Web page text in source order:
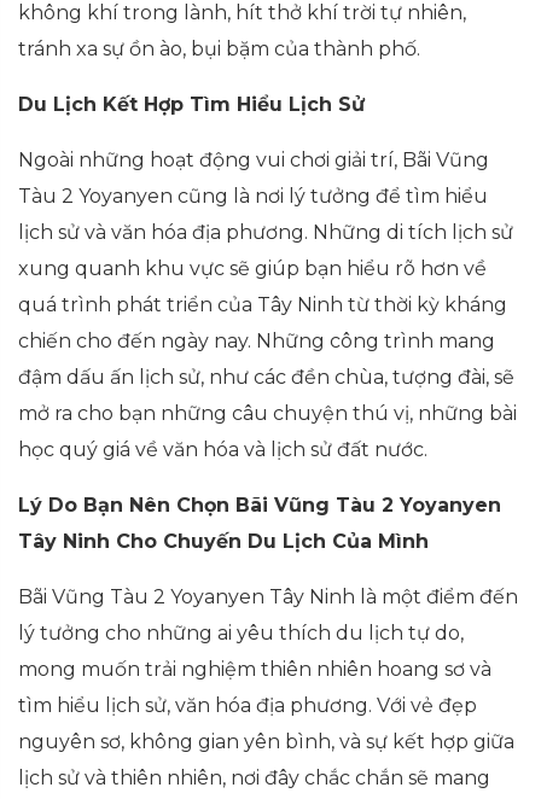
không khí trong lành, hít thở khí trời tự nhiên,
tránh xa sự ồn ào, bụi bặm của thành phố.
Du Lịch Kết Hợp Tìm Hiểu Lịch Sử
Ngoài những hoạt động vui chơi giải trí, Bãi Vũng
Tàu 2 Yoyanyen cũng là nơi lý tưởng để tìm hiểu
lịch sử và văn hóa địa phương. Những di tích lịch sử
xung quanh khu vực sẽ giúp bạn hiểu rõ hơn về
quá trình phát triển của Tây Ninh từ thời kỳ kháng
chiến cho đến ngày nay. Những công trình mang
đậm dấu ấn lịch sử, như các đền chùa, tượng đài, sẽ
mở ra cho bạn những câu chuyện thú vị, những bài
học quý giá về văn hóa và lịch sử đất nước.
Lý Do Bạn Nên Chọn Bãi Vũng Tàu 2 Yoyanyen
Tây Ninh Cho Chuyến Du Lịch Của Mình
Bãi Vũng Tàu 2 Yoyanyen Tây Ninh là một điểm đến
lý tưởng cho những ai yêu thích du lịch tự do,
mong muốn trải nghiệm thiên nhiên hoang sơ và
tìm hiểu lịch sử, văn hóa địa phương. Với vẻ đẹp
nguyên sơ, không gian yên bình, và sự kết hợp giữa
lịch sử và thiên nhiên, nơi đây chắc chắn sẽ mang